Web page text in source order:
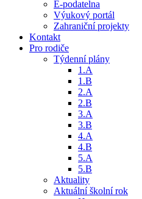
E-podatelna
Výukový portál
Zahraniční projekty
Kontakt
Pro rodiče
Týdenní plány
1.A
1.B
2.A
2.B
3.A
3.B
4.A
4.B
5.A
5.B
Aktuality
Aktuální školní rok